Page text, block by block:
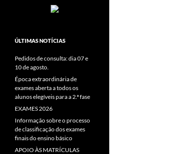
ÚLTIMAS NOTÍCIAS
Pedidos de consulta: dia 07 e
10 de agosto.
Época extraordinária de
exames aberta a todos os
alunos elegíveis para a 2.ª fase
EXAMES 2026
Informação sobre o processo
de classificação dos exames
finais do ensino básico
APOIO ÀS MATRÍCULAS